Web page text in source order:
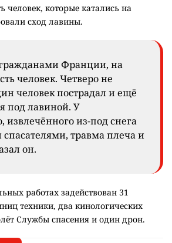
человек, которые катались на
сход лавины.
Франции, на
человек. Четверо не
человек пострадал и ещё
под лавиной. У
извлечённого из-под снега
травма плеча и
он.
работах задействован 31
техники, два кинологических
Службы спасения и один дрон.